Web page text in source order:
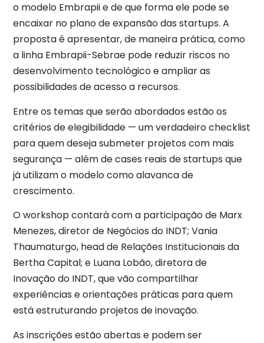
o modelo Embrapii e de que forma ele pode se
encaixar no plano de expansão das startups. A
proposta é apresentar, de maneira prática, como
a linha Embrapii-Sebrae pode reduzir riscos no
desenvolvimento tecnológico e ampliar as
possibilidades de acesso a recursos.
Entre os temas que serão abordados estão os
critérios de elegibilidade — um verdadeiro checklist
para quem deseja submeter projetos com mais
segurança — além de cases reais de startups que
já utilizam o modelo como alavanca de
crescimento.
O workshop contará com a participação de Marx
Menezes, diretor de Negócios do INDT; Vania
Thaumaturgo, head de Relações Institucionais da
Bertha Capital; e Luana Lobão, diretora de
Inovação do INDT, que vão compartilhar
experiências e orientações práticas para quem
está estruturando projetos de inovação.
As inscrições estão abertas e podem ser